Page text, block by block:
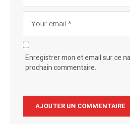
Enregistrer mon et email sur ce
prochain commentaire.